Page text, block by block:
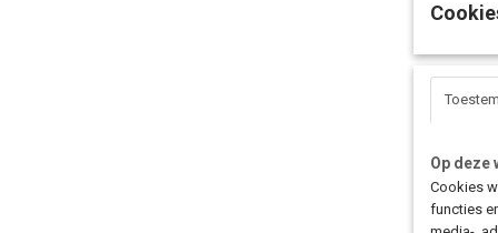
Op deze
Cookies
functies